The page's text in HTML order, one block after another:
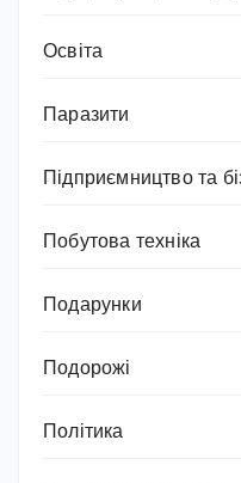
Освіта
Паразити
Підприємництво та
Побутова техніка
Подарунки
Подорожі
Політика